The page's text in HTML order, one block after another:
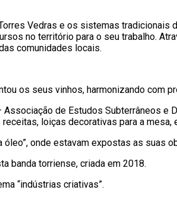
Vedras e os sistemas tradicionais
no território para o seu trabalho.
comunidades locais.
os seus vinhos, harmonizando com
de Estudos Subterrâneos e
loiças decorativas para a mesa,
onde estavam expostas as suas
banda torriense, criada em 2018.
“indústrias criativas”.